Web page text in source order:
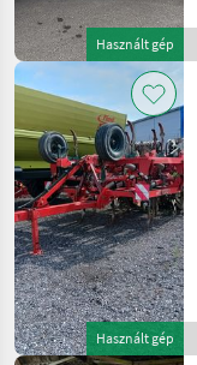
Használt gép
Használt gép